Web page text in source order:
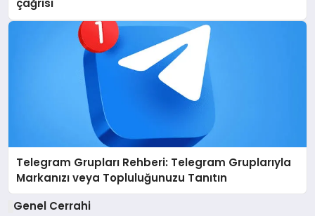
çağrısı
Telegram Grupları Rehberi: Telegram Gruplarıyla
Markanızı veya Topluluğunuzu Tanıtın
Genel Cerrahi